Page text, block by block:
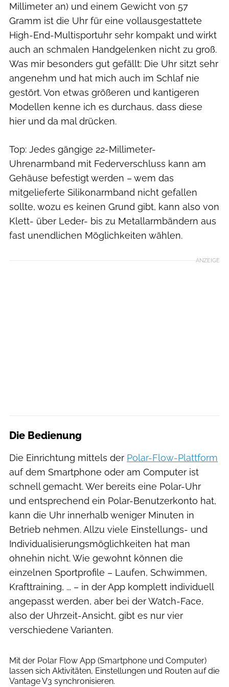
Millimeter an) und einem Gewicht von 57
Gramm ist die Uhr für eine vollausgestattete
High-End-Multisportuhr sehr kompakt und wirkt
auch an schmalen Handgelenken nicht zu groß.
Was mir besonders gut gefällt: Die Uhr sitzt sehr
angenehm und hat mich auch im Schlaf nie
gestört. Von etwas größeren und kantigeren
Modellen kenne ich es durchaus, dass diese
hier und da mal drücken.
Top: Jedes gängige 22-Millimeter-
Uhrenarmband mit Federverschluss kann am
Gehäuse befestigt werden – wem das
mitgelieferte Silikonarmband nicht gefallen
sollte, wozu es keinen Grund gibt, kann also von
Klett- über Leder- bis zu Metallarmbändern aus
fast unendlichen Möglichkeiten wählen.
ANZEIGE
Die Bedienung
Die Einrichtung mittels der Polar-Flow-Plattform
auf dem Smartphone oder am Computer ist
schnell gemacht. Wer bereits eine Polar-Uhr
und entsprechend ein Polar-Benutzerkonto hat,
kann die Uhr innerhalb weniger Minuten in
Betrieb nehmen. Allzu viele Einstellungs- und
Individualisierungsmöglichkeiten hat man
ohnehin nicht. Wie gewohnt können die
einzelnen Sportprofile – Laufen, Schwimmen,
Krafttraining, ... – in der App komplett individuell
angepasst werden, aber bei der Watch-Face,
also der Uhrzeit-Ansicht, gibt es nur vier
verschiedene Varianten.
Mit der Polar Flow App (Smartphone und Computer)
lassen sich Aktivitäten, Einstellungen und Routen auf die
Vantage V3 synchronisieren.